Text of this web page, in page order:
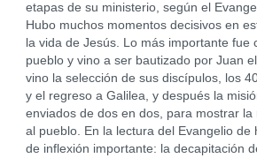
etapas de su ministerio, según el
Hubo muchos momentos decisivos en
la vida de Jesús. Lo más importante fue
pueblo y vino a ser bautizado por Juan
vino la selección de sus discípulos, los
y el regreso a Galilea, y después la
enviados de dos en dos, para mostrar la
al pueblo. En la lectura del Evangelio de
de inflexión importante: la decapitación